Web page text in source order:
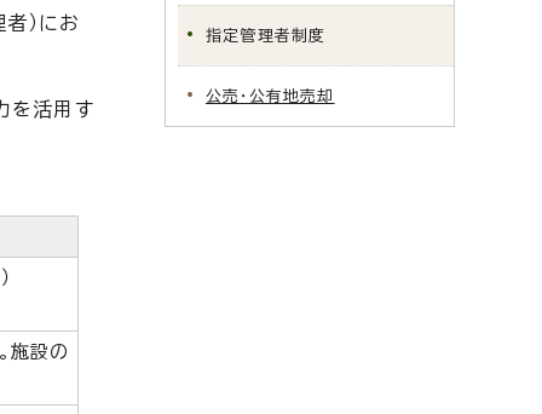
）にお
を活用す
施設の
指定管理者制度
公売・公有地売却